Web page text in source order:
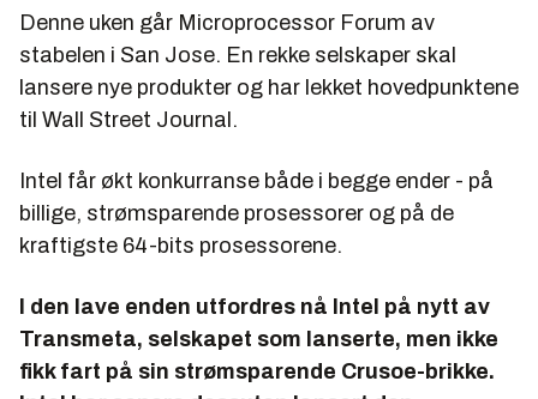
Denne uken går Microprocessor Forum av
stabelen i San Jose. En rekke selskaper skal
lansere nye produkter og har lekket hovedpunktene
til Wall Street Journal.
Intel får økt konkurranse både i begge ender - på
billige, strømsparende prosessorer og på de
kraftigste 64-bits prosessorene.
I den lave enden utfordres nå Intel på nytt av
Transmeta, selskapet som lanserte, men ikke
fikk fart på sin strømsparende Crusoe-brikke.